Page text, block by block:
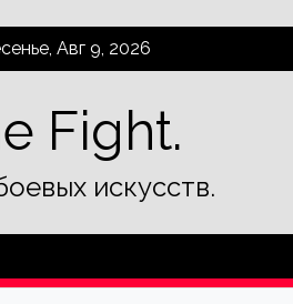
Авг 9, 2026
Fight.
искусств.